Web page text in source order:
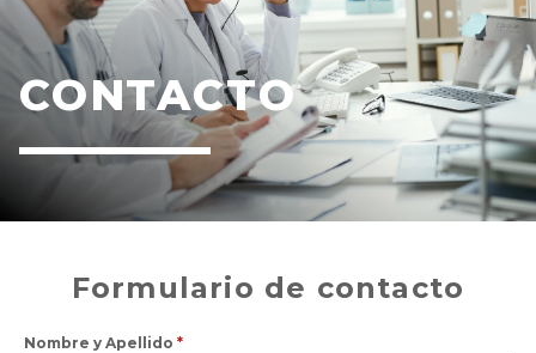
CONTACTO
Formulario de contacto
Nombre y Apellido *